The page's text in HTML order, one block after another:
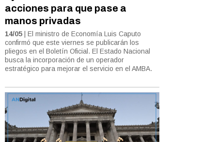
acciones para que pase a
manos privadas
14/05 | El ministro de Economía Luis Caputo
confirmó que este viernes se publicarán los
pliegos en el Boletín Oficial. El Estado Nacional
busca la incorporación de un operador
estratégico para mejorar el servicio en el AMBA.